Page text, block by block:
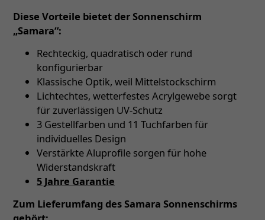
Diese Vorteile bietet der Sonnenschirm
„Samara“:
Rechteckig, quadratisch oder rund
konfigurierbar
Klassische Optik, weil Mittelstockschirm
Lichtechtes, wetterfestes Acrylgewebe sorgt
für zuverlässigen UV-Schutz
3 Gestellfarben und 11 Tuchfarben für
individuelles Design
Verstärkte Aluprofile sorgen für hohe
Widerstandskraft
5 Jahre Garantie
Zum Lieferumfang des Samara Sonnenschirms